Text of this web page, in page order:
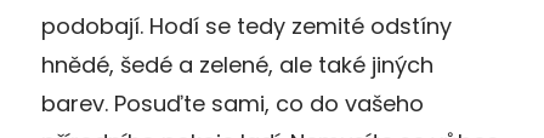
podobají. Hodí se tedy zemité odstíny
hnědé, šedé a zelené, ale také jiných
barev. Posuďte sami, co do vašeho